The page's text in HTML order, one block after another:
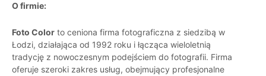
O firmie:
Foto Color to ceniona firma fotograficzna z siedzibą w
Łodzi, działająca od 1992 roku i łącząca wieloletnią
tradycję z nowoczesnym podejściem do fotografii. Firma
oferuje szeroki zakres usług, obejmujący profesjonalne